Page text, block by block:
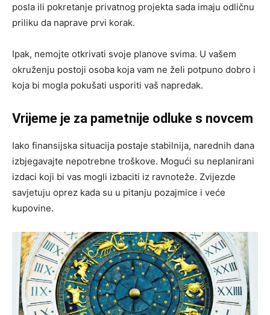
posla ili pokretanje privatnog projekta sada imaju odličnu
priliku da naprave prvi korak.
Ipak, nemojte otkrivati svoje planove svima. U vašem
okruženju postoji osoba koja vam ne želi potpuno dobro i
koja bi mogla pokušati usporiti vaš napredak.
Vrijeme je za pametnije odluke s novcem
Iako finansijska situacija postaje stabilnija, narednih dana
izbjegavajte nepotrebne troškove. Mogući su neplanirani
izdaci koji bi vas mogli izbaciti iz ravnoteže. Zvijezde
savjetuju oprez kada su u pitanju pozajmice i veće
kupovine.